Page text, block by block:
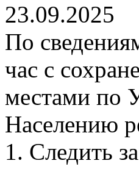
23.09.2025
По
час с
местами по
Населению
1. Следить